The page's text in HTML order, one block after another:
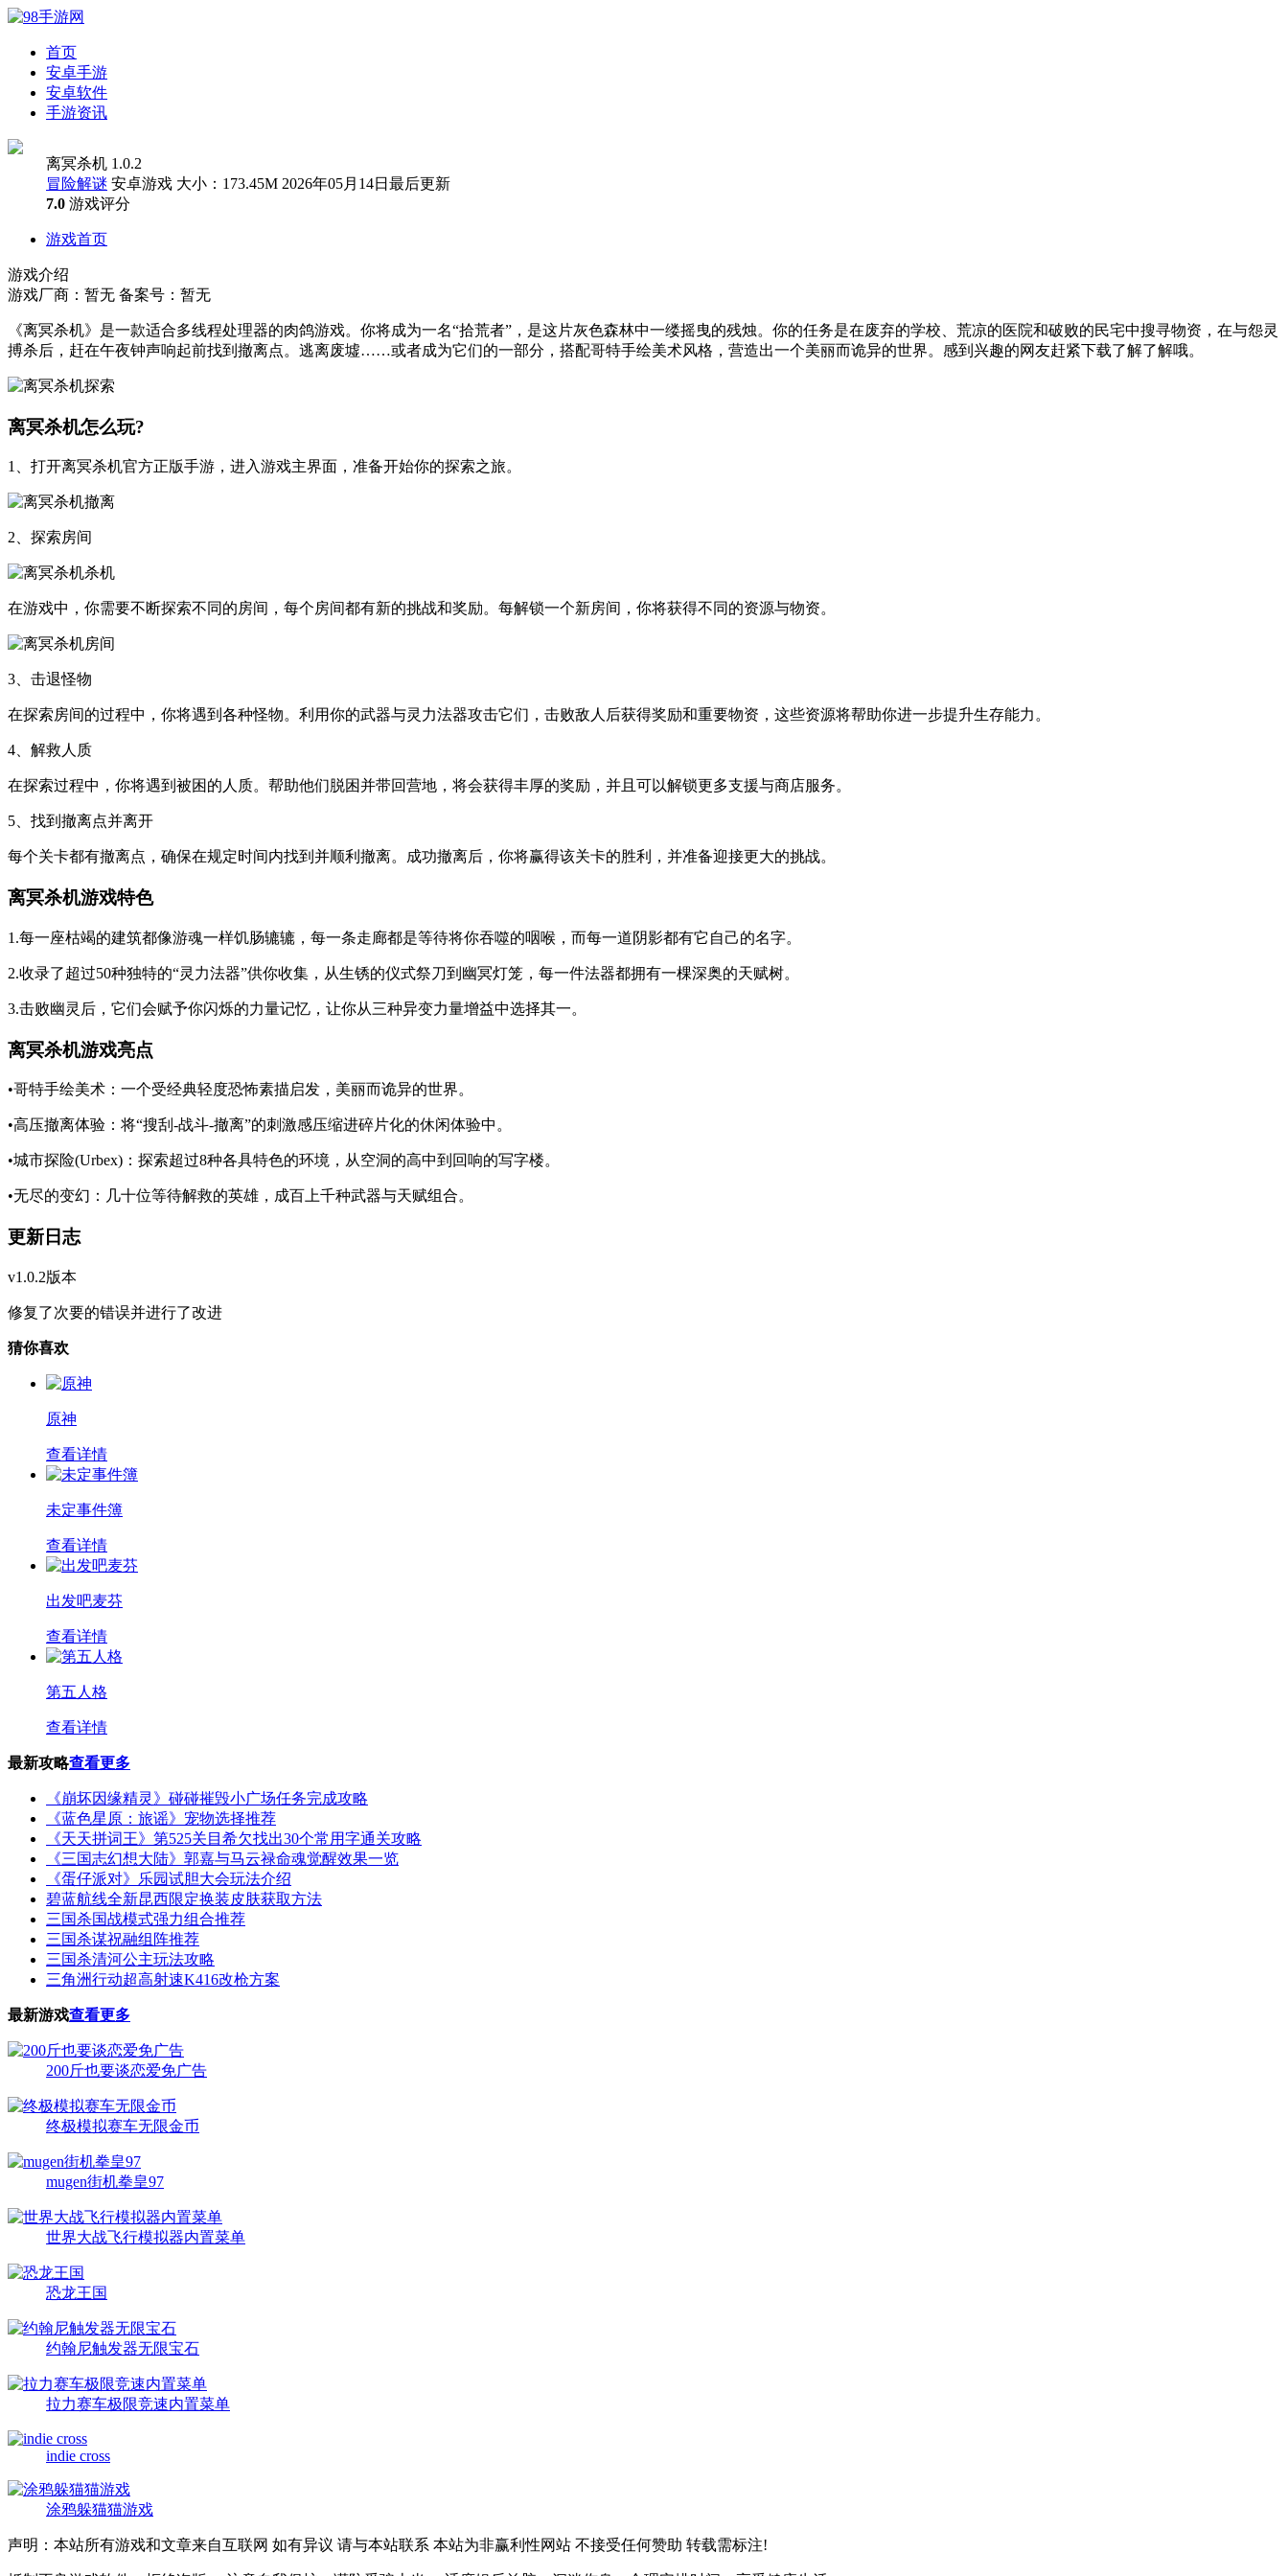
首页
安卓手游
安卓软件
手游资讯
离冥杀机 1.0.2
冒险解谜 安卓游戏 大小：173.45M 2026年05月14日最后更新
7.0 游戏评分
游戏首页
游戏介绍
游戏厂商：暂无 备案号：暂无
《离冥杀机》是一款适合多线程处理器的肉鸽游戏。你将成为一名“拾荒者”，是这片灰色森林中一缕摇曳的残烛。你的任务是在废弃的学校、荒凉的医院和破败的民宅中搜寻物资，在与怨灵
搏杀后，赶在午夜钟声响起前找到撤离点。逃离废墟……或者成为它们的一部分，搭配哥特手绘美术风格，营造出一个美丽而诡异的世界。感到兴趣的网友赶紧下载了解了解哦。
离冥杀机怎么玩?
1、打开离冥杀机官方正版手游，进入游戏主界面，准备开始你的探索之旅。
2、探索房间
在游戏中，你需要不断探索不同的房间，每个房间都有新的挑战和奖励。每解锁一个新房间，你将获得不同的资源与物资。
3、击退怪物
在探索房间的过程中，你将遇到各种怪物。利用你的武器与灵力法器攻击它们，击败敌人后获得奖励和重要物资，这些资源将帮助你进一步提升生存能力。
4、解救人质
在探索过程中，你将遇到被困的人质。帮助他们脱困并带回营地，将会获得丰厚的奖励，并且可以解锁更多支援与商店服务。
5、找到撤离点并离开
每个关卡都有撤离点，确保在规定时间内找到并顺利撤离。成功撤离后，你将赢得该关卡的胜利，并准备迎接更大的挑战。
离冥杀机游戏特色
1.每一座枯竭的建筑都像游魂一样饥肠辘辘，每一条走廊都是等待将你吞噬的咽喉，而每一道阴影都有它自己的名字。
2.收录了超过50种独特的“灵力法器”供你收集，从生锈的仪式祭刀到幽冥灯笼，每一件法器都拥有一棵深奥的天赋树。
3.击败幽灵后，它们会赋予你闪烁的力量记忆，让你从三种异变力量增益中选择其一。
离冥杀机游戏亮点
•哥特手绘美术：一个受经典轻度恐怖素描启发，美丽而诡异的世界。
•高压撤离体验：将“搜刮-战斗-撤离”的刺激感压缩进碎片化的休闲体验中。
•城市探险(Urbex)：探索超过8种各具特色的环境，从空洞的高中到回响的写字楼。
•无尽的变幻：几十位等待解救的英雄，成百上千种武器与天赋组合。
更新日志
v1.0.2版本
修复了次要的错误并进行了改进
猜你喜欢
原神
查看详情
未定事件簿
查看详情
出发吧麦芬
查看详情
第五人格
查看详情
最新攻略查看更多
《崩坏因缘精灵》碰碰摧毁小广场任务完成攻略
《蓝色星原：旅谣》宠物选择推荐
《天天拼词王》第525关目希欠找出30个常用字通关攻略
《三国志幻想大陆》郭嘉与马云禄命魂觉醒效果一览
《蛋仔派对》乐园试胆大会玩法介绍
碧蓝航线全新昆西限定换装皮肤获取方法
三国杀国战模式强力组合推荐
三国杀谋祝融组阵推荐
三国杀清河公主玩法攻略
三角洲行动超高射速K416改枪方案
最新游戏查看更多
200斤也要谈恋爱免广告
终极模拟赛车无限金币
mugen街机拳皇97
世界大战飞行模拟器内置菜单
恐龙王国
约翰尼触发器无限宝石
拉力赛车极限竞速内置菜单
indie cross
涂鸦躲猫猫游戏
声明：本站所有游戏和文章来自互联网 如有异议 请与本站联系 本站为非赢利性网站 不接受任何赞助 转载需标注!